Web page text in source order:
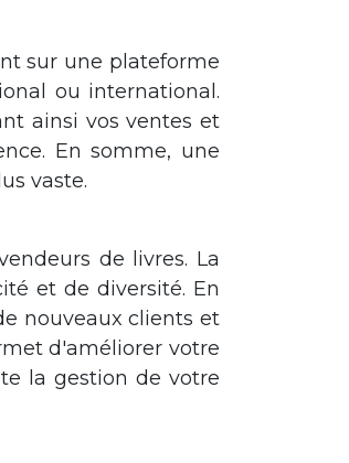
sur une plateforme
ou international.
ainsi vos ventes et
En somme, une
vaste.
de livres. La
et de diversité. En
nouveaux clients et
d'améliorer votre
la gestion de votre